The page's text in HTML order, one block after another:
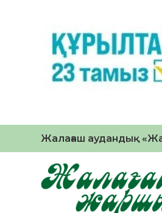
Жалағаш аудандық